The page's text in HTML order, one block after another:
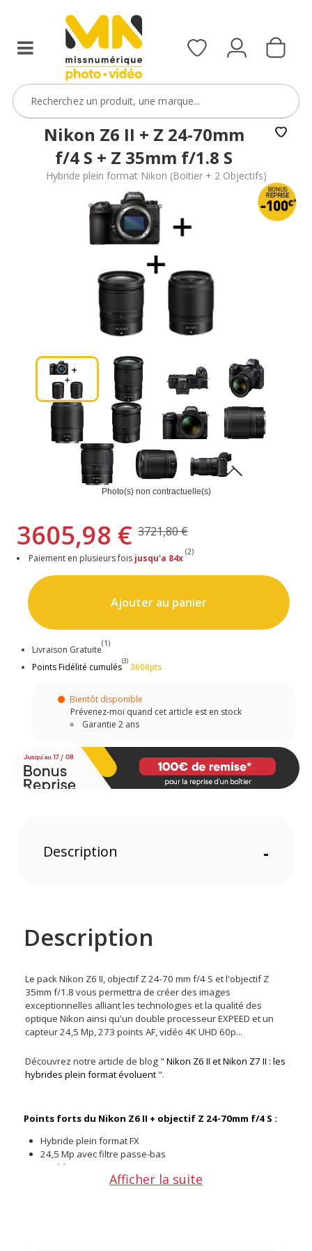
Nikon Z6 II + Z 24-70mm
f/4 S + Z 35mm f/1.8 S
Hybride plein format Nikon (Boitier + 2 Objectifs)
Photo(s) non contractuelle(s)
3605,98 € 3721,80 €
Paiement en plusieurs fois jusqu'a 84x
(2)
Ajouter au panier
Livraison Gratuite
(1)
Points Fidélité cumulés
(3)
3606pts
Bientôt disponible
Prévenez-moi quand cet article est en stock
Garantie 2 ans
Description -
Description
Le pack Nikon Z6 II, objectif Z 24-70 mm f/4 S et l'objectif Z
35mm f/1.8 vous permettra de créer des images
exceptionnelles alliant les technologies et la qualité des
optique Nikon ainsi qu'un double processeur EXPEED et un
capteur 24,5 Mp, 273 points AF, vidéo 4K UHD 60p...
Découvrez notre article de blog "Nikon Z6 II et Nikon Z7 II : les
hybrides plein format évoluent ".
Points forts du Nikon Z6 II + objectif Z 24-70mm f/4 S :
Hybride plein format FX
24,5 Mp avec filtre passe-bas
Double processeur EXPEED
Double slot carte mémoireAfficher la suite